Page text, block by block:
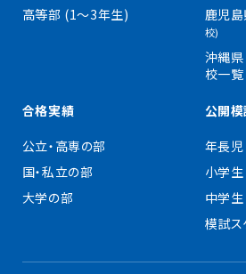
高等部 (1〜3年生)
鹿児
校)
沖縄
校一覧
合格実績
公立・高専の部
国・私立の部
大学の部
公開
年長児
小学生
中学生
模試ス